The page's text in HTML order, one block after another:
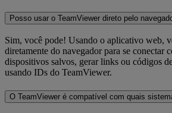
Posso usar o TeamViewer direto pelo
Sim, você pode! Usando o aplicativo web,
diretamente do navegador para se conectar
dispositivos salvos, gerar links ou códigos
usando IDs do TeamViewer.
O TeamViewer é compatível com quais